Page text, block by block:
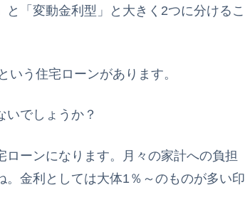
「変動金利型」と大きく2つに分けるこ
いう住宅ローンがあります。
いでしょうか？
ーンになります。月々の家計への負担
金利としては大体1％～のものが多い印